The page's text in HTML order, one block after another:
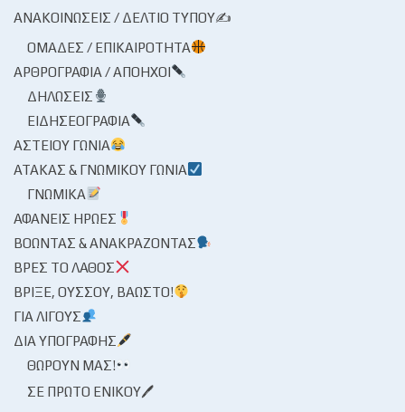
ΑΝΑΚΟΙΝΏΣΕΙΣ / ΔΕΛΤΊΟ ΤΎΠΟΥ✍
ΟΜΆΔΕΣ / ΕΠΙΚΑΙΡΌΤΗΤΑ
ΑΡΘΡΟΓΡΑΦΊΑ / ΑΠΌΗΧΟΙ
ΔΗΛΏΣΕΙΣ
ΕΙΔΗΣΕΟΓΡΑΦΊΑ
ΑΣΤΕΊΟΥ ΓΩΝΊΑ
ΑΤΆΚΑΣ & ΓΝΩΜΙΚΟΎ ΓΩΝΊΑ
ΓΝΩΜΙΚΆ
ΑΦΑΝΕΊΣ ΉΡΩΕΣ
ΒΟΏΝΤΑΣ & ΑΝΑΚΡΆΖΟΝΤΑΣ
ΒΡΕΣ ΤΟ ΛΆΘΟΣ
ΒΡΊΞΕ, ΟΎΣΣΟΥ, ΒΆΩΣΤΟ!
ΓΙΑ ΛΊΓΟΥΣ
ΔΙΑ ΥΠΟΓΡΑΦΉΣ
ΘΩΡΟΎΝ ΜΑΣ!
ΣΕ ΠΡΏΤΟ ΕΝΙΚΟΎ🖊